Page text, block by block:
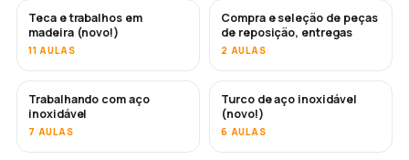
Teca e trabalhos em
madeira (novo!)
11 AULAS
EM BREVE
Compra e seleção de peças
de reposição, entregas
2 AULAS
EM BREVE
Trabalhando com aço
inoxidável
7 AULAS
Turco de aço inoxidável
(novo!)
6 AULAS